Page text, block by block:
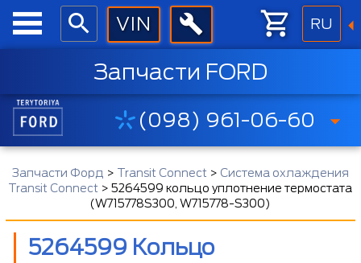
RU
Запчасти FORD
(098) 961-06-60
Запчасти Форд > Transit Connect > Система охлаждения
Transit Connect >5264599 кольцо уплотнение термостата
(W715778S300, W715778-S300)
5264599 Кольцо